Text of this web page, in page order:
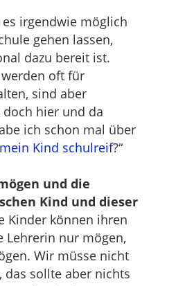
irgendwie möglich
gehen lassen,
dazu bereit ist.
oft für
sind aber
hier und da
ich schon mal über
Kind schulreif?“
und die
Kind und dieser
Kinder können ihren
Lehrerin nur mögen,
Wir müsse nicht
das sollte aber nichts